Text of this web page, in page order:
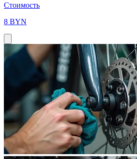
Стоимость
8 BYN